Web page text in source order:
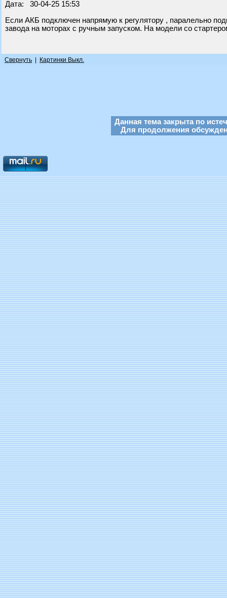
Дата: 30-04-25 15:53
Если АКБ подключен напрямую к регулятору , паралельно
завода на моторах с ручным запуском. На модели со
Свернуть Картинки Выкл.
Данная тема закрыта по
Для продолжения